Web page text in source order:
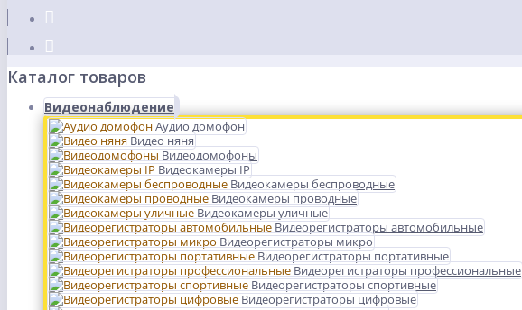
Каталог товаров
Видеонаблюдение
Аудио домофон
Видео няня
Видеодомофоны
Видеокамеры IP
Видеокамеры беспроводные
Видеокамеры проводные
Видеокамеры уличные
Видеорегистраторы автомобильные
Видеорегистраторы микро
Видеорегистраторы портативные
Видеорегистраторы профессиональные
Видеорегистраторы спортивные
Видеорегистраторы цифровые